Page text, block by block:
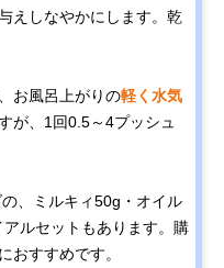
えしなやかにします。乾
お風呂上がりの軽く水気
が、1回0.5～4プッシュ
、ミルキィ50g・オイル
ルセットもあります。購
おすすめです。